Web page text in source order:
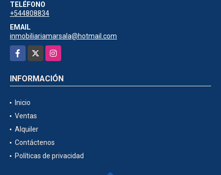
TELÉFONO
+544808834
EMAIL
inmobiliariamarsala@hotmail.com
Facebook
Instagram
INFORMACIÓN
Inicio
Ventas
Alquiler
Contáctenos
Políticas de privacidad